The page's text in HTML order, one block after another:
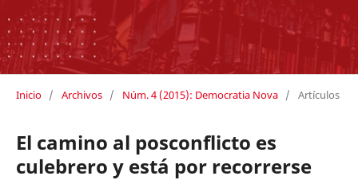
Inicio / Archivos / Núm. 4 (2015): Democratia Nova / Artículos
El camino al posconflicto es
culebrero y está por recorrerse